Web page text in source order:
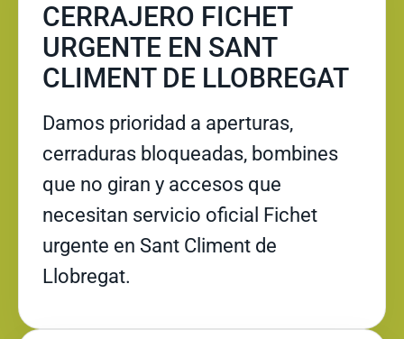
CERRAJERO FICHET
URGENTE EN SANT
CLIMENT DE LLOBREGAT
Damos prioridad a aperturas,
cerraduras bloqueadas, bombines
que no giran y accesos que
necesitan servicio oficial Fichet
urgente en Sant Climent de
Llobregat.